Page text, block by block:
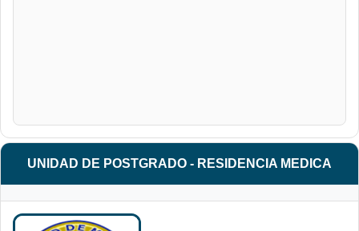
UNIDAD DE POSTGRADO - RESIDENCIA MEDICA